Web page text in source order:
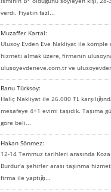
verdi. Fiyatın fazl...
Muzaffer Kartal:
Ulusoy Evden Eve Nakliyat ile komple
hizmeti almak üzere, firmanın
ulusoyevdeneve.com.tr ve
Banu Türksoy:
Haliç Nakliyat ile 26.000 TL
mesafeye 4+1 evimi taşıdık. Taşıma
göre beli...
Hakan Sönmez:
12-14 Temmuz tarihleri arasında
Burdur’a şehirler arası taşınma
firma ile yaptığı...